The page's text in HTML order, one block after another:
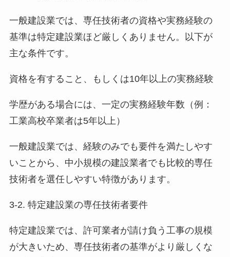
一般建設業では、専任技術者の資格や実務経験の
基準は特定建設業ほど厳しくありません。以下が
主な条件です。
資格を有すること、もしくは10年以上の実務経験
学歴がある場合には、一定の実務経験年数（例：
工業高校卒業者は5年以上）
一般建設業では、経験のみでも要件を満たしやす
いことから、中小規模の建設業者でも比較的専任
技術者を選任しやすい特徴があります。
3-2. 特定建設業の専任技術者要件
特定建設業では、許可業者が請け負う工事の規模
が大きいため、専任技術者の基準がより厳しくな